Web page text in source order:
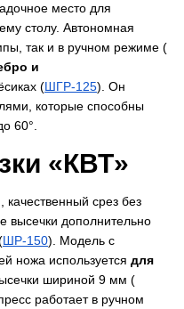
место для
столу. Автономная
так и в ручном режиме (
и
(​ШГР-125). Он
которые способны
60°.
«КВТ»
срез без
высечки дополнительно
​ШР-150). Модель с
ножа используется для
шириной 9 мм (
работает в ручном